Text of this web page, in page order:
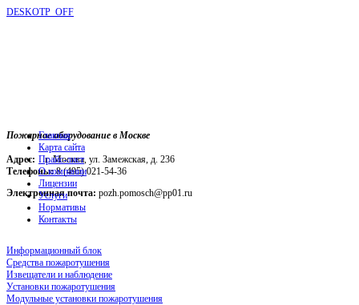
DESKOTP_OFF
Пожарное оборудование в Москве
Адрес: г. Москва, ул. Замежская, д. 236
Телефоны:8 (495) 021-54-36
Электронная почта: pozh.pomosch@pp01.ru
Главная
Карта сайта
Прайс-лист
О компании
Лицензии
Услуги
Нормативы
Контакты
Информационный блок
Средства пожаротушения
Извещатели и наблюдение
Установки пожаротушения
Модульные установки пожаротушения